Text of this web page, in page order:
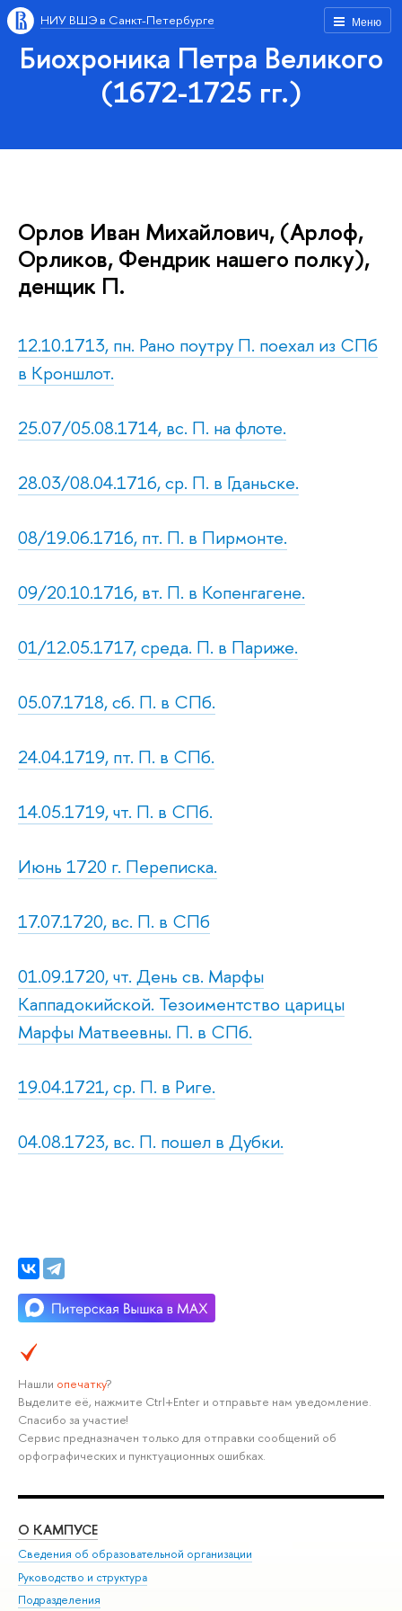
Меню
НИУ ВШЭ в Санкт-Петербурге
Биохроника Петра Великого
(1672-1725 гг.)
Орлов Иван Михайлович, (Арлоф,
Орликов, Фендрик нашего полку),
денщик П.
12.10.1713, пн. Рано поутру П. поехал из СПб
в Кроншлот.
25.07/05.08.1714, вс. П. на флоте.
28.03/08.04.1716, ср. П. в Гданьске.
08/19.06.1716, пт. П. в Пирмонте.
09/20.10.1716, вт. П. в Копенгагене.
01/12.05.1717, среда. П. в Париже.
05.07.1718, сб. П. в СПб.
24.04.1719, пт. П. в СПб.
14.05.1719, чт. П. в СПб.
Июнь 1720 г. Переписка.
17.07.1720, вс. П. в СПб
01.09.1720, чт. День св. Марфы
Каппадокийской. Тезоиментство царицы
Марфы Матвеевны. П. в СПб.
19.04.1721, ср. П. в Риге.
04.08.1723, вс. П. пошел в Дубки.
Нашли опечатку?
Выделите её, нажмите Ctrl+Enter и отправьте нам уведомление.
Спасибо за участие!
Сервис предназначен только для отправки сообщений об
орфографических и пунктуационных ошибках.
О КАМПУСЕ
Сведения об образовательной организации
Руководство и структура
Подразделения